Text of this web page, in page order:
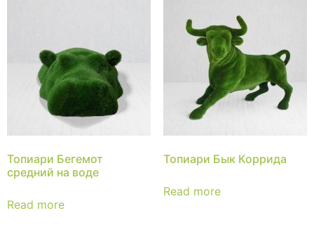
Топиари Бегемот
средний на воде
Read more
Топиари Бык Коррида
Read more